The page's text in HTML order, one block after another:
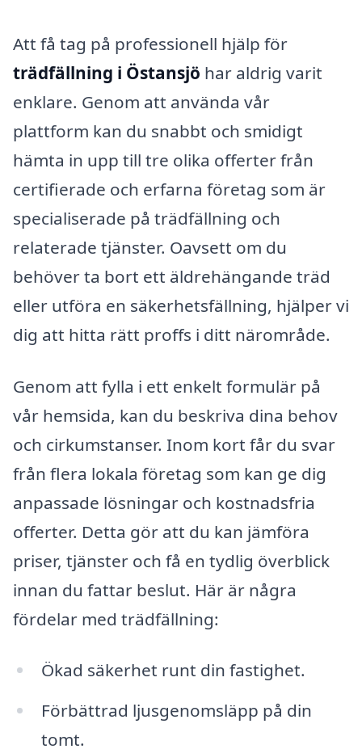
Att få tag på professionell hjälp för
trädfällning i Östansjö har aldrig varit
enklare. Genom att använda vår
plattform kan du snabbt och smidigt
hämta in upp till tre olika offerter från
certifierade och erfarna företag som är
specialiserade på trädfällning och
relaterade tjänster. Oavsett om du
behöver ta bort ett äldrehängande träd
eller utföra en säkerhetsfällning, hjälper vi
dig att hitta rätt proffs i ditt närområde.
Genom att fylla i ett enkelt formulär på
vår hemsida, kan du beskriva dina behov
och cirkumstanser. Inom kort får du svar
från flera lokala företag som kan ge dig
anpassade lösningar och kostnadsfria
offerter. Detta gör att du kan jämföra
priser, tjänster och få en tydlig överblick
innan du fattar beslut. Här är några
fördelar med trädfällning:
Ökad säkerhet runt din fastighet.
Förbättrad ljusgenomsläpp på din
tomt.